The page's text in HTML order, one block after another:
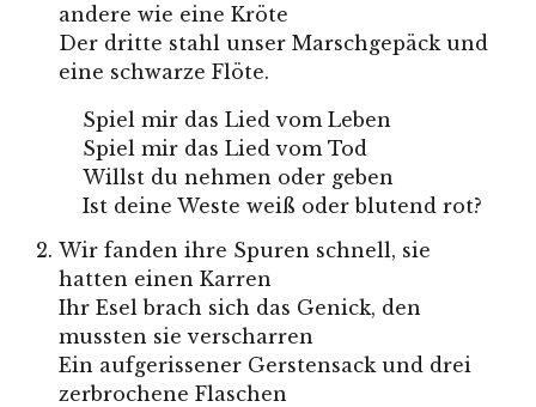
andere wie eine Kröte
Der dritte stahl unser Marschgepäck und
eine schwarze Flöte.
Spiel mir das Lied vom Leben
Spiel mir das Lied vom Tod
Willst du nehmen oder geben
Ist deine Weste weiß oder blutend rot?
Wir fanden ihre Spuren schnell, sie
hatten einen Karren
Ihr Esel brach sich das Genick, den
mussten sie verscharren
Ein aufgerissener Gerstensack und drei
zerbrochene Flaschen